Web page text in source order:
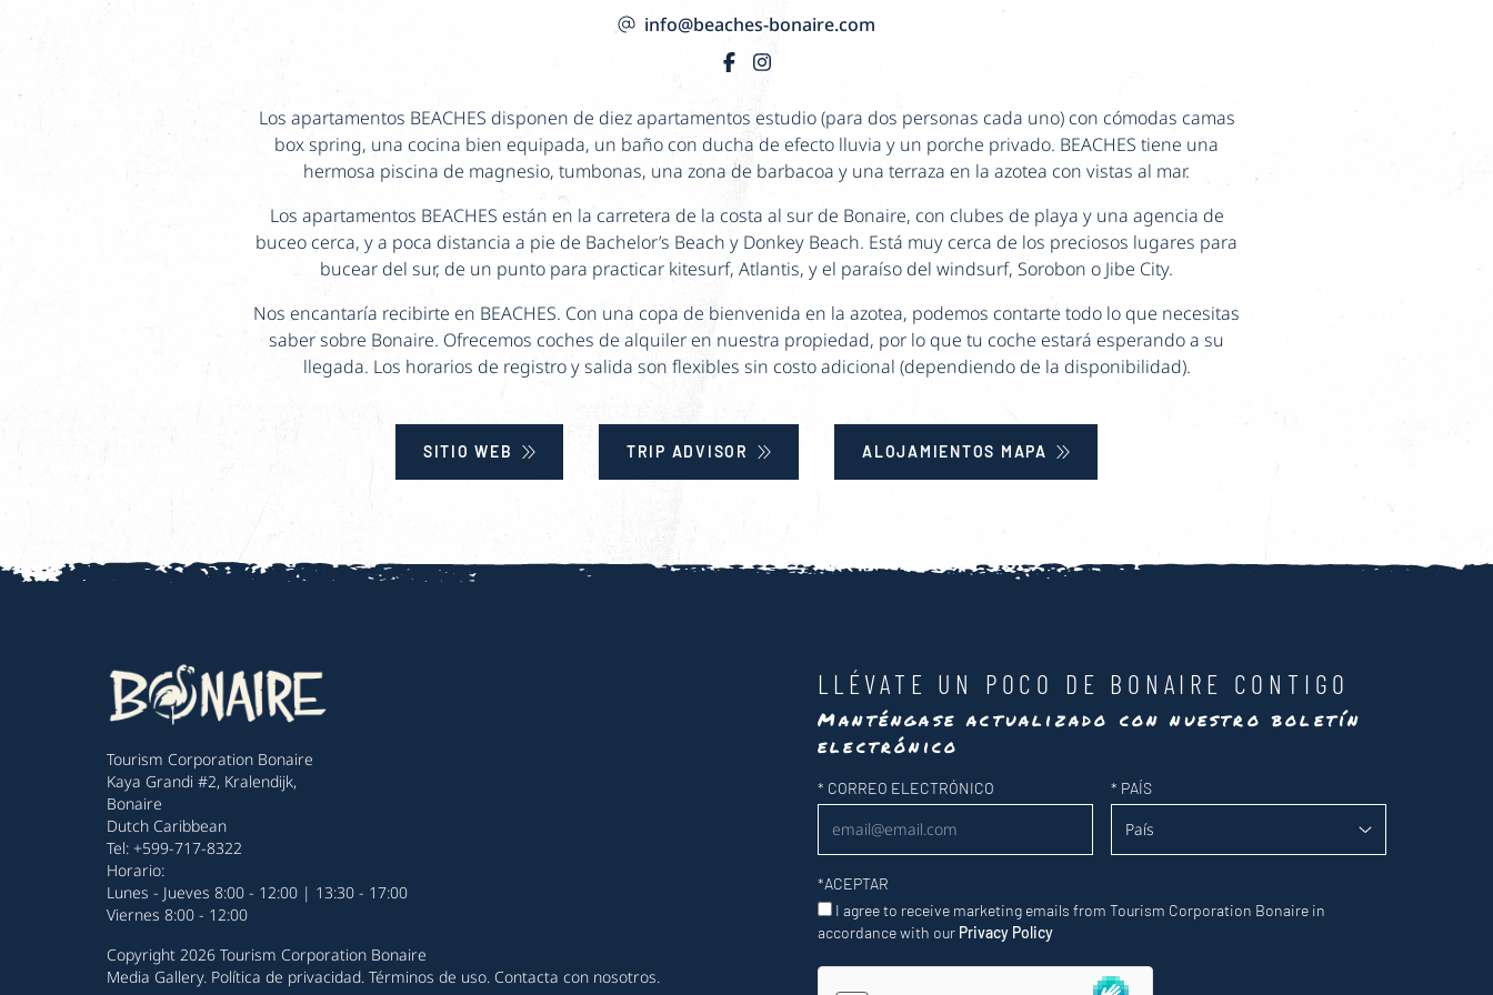
info@beaches-bonaire.com
Los apartamentos BEACHES disponen de diez apartamentos estudio (para dos personas cada uno) con cómodas camas
box spring, una cocina bien equipada, un baño con ducha de efecto lluvia y un porche privado. BEACHES tiene una
hermosa piscina de magnesio, tumbonas, una zona de barbacoa y una terraza en la azotea con vistas al mar.
Los apartamentos BEACHES están en la carretera de la costa al sur de Bonaire, con clubes de playa y una agencia de
buceo cerca, y a poca distancia a pie de Bachelor’s Beach y Donkey Beach. Está muy cerca de los preciosos lugares para
bucear del sur, de un punto para practicar kitesurf, Atlantis, y el paraíso del windsurf, Sorobon o Jibe City.
Nos encantaría recibirte en BEACHES. Con una copa de bienvenida en la azotea, podemos contarte todo lo que necesitas
saber sobre Bonaire. Ofrecemos coches de alquiler en nuestra propiedad, por lo que tu coche estará esperando a su
llegada. Los horarios de registro y salida son flexibles sin costo adicional (dependiendo de la disponibilidad).
SITIO WEB TRIP ADVISOR ALOJAMIENTOS MAPA
Tourism Corporation Bonaire
Kaya Grandi #2, Kralendijk,
Bonaire
Dutch Caribbean
Tel: +599-717-8322
Horario:
Lunes - Jueves 8:00 - 12:00 | 13:30 - 17:00
Viernes 8:00 - 12:00
Copyright 2026 Tourism Corporation Bonaire
Media Gallery. Política de privacidad. Términos de uso. Contacta con nosotros.
LLÉVATE UN POCO DE BONAIRE CONTIGO
Manténgase actualizado con nuestro boletín
electrónico
Newsletter
* CORREO ELECTRÓNICO * PAÍS
*ACEPTAR
I agree to receive marketing emails from Tourism Corporation Bonaire in
accordance with our Privacy Policy